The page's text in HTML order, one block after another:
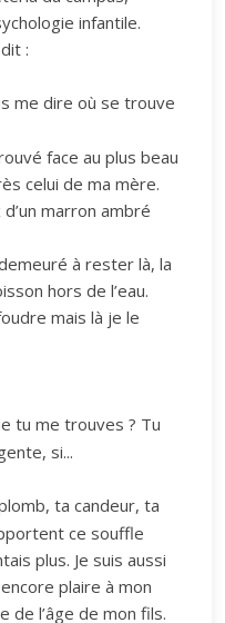
infantile.
:
me dire où se trouve
face au plus beau
celui de ma mère.
marron ambré
à rester là, la
hors de l’eau.
mais là je le
tu me trouves ? Tu
si...
ta candeur, ta
ce souffle
plus. Je suis aussi
plaire à mon
de l’âge de mon fils.